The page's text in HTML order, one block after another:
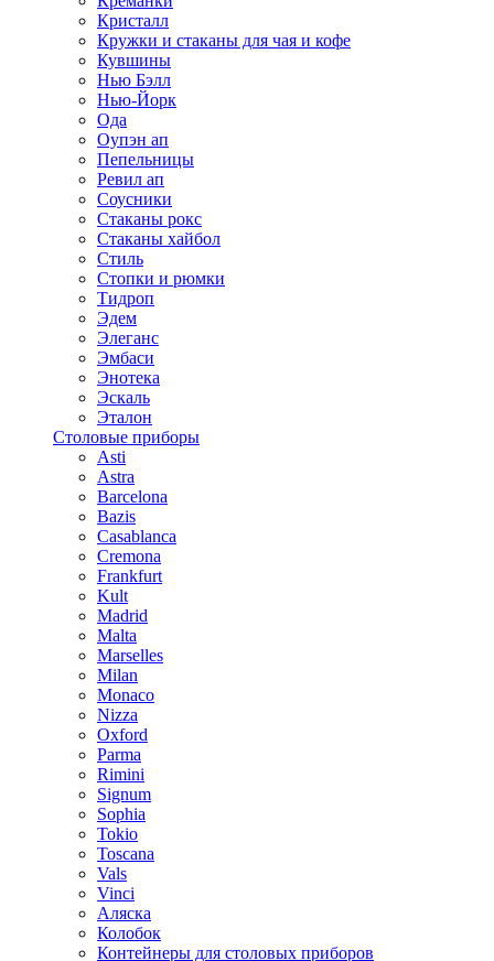
Кристалл
Кружки и стаканы для чая и кофе
Кувшины
Нью Бэлл
Нью-Йорк
Ода
Оупэн ап
Пепельницы
Ревил ап
Соусники
Стаканы рокс
Стаканы хайбол
Стиль
Стопки и рюмки
Тидроп
Эдем
Элеганс
Эмбаси
Энотека
Эскаль
Эталон
Столовые приборы
Asti
Astra
Barcelona
Bazis
Casablanca
Cremona
Frankfurt
Kult
Madrid
Malta
Marselles
Milan
Monaco
Nizza
Oxford
Parma
Rimini
Signum
Sophia
Tokio
Toscana
Vals
Vinci
Аляска
Колобок
Контейнеры для столовых приборов